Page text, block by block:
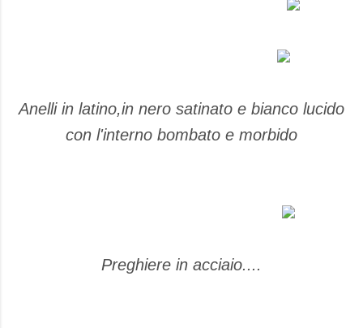
Anelli in latino,in nero satinato e bianco lucido
con l'interno bombato e morbido
Preghiere in acciaio....